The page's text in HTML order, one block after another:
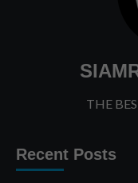
THE
Recent Posts